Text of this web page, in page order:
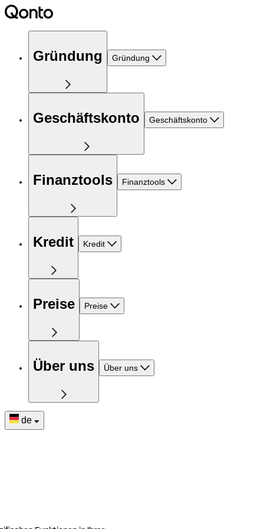
Gründung Gründung
Geschäftskonto Geschäftskonto
Finanztools Finanztools
Kredit Kredit
Preise Preise
Über uns Über uns
de